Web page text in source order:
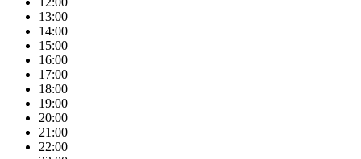
13:00
14:00
15:00
16:00
17:00
18:00
19:00
20:00
21:00
22:00